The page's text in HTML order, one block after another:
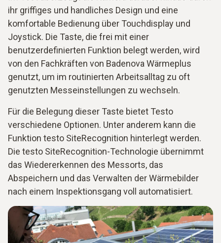
ihr griffiges und handliches Design und eine
komfortable Bedienung über Touchdisplay und
Joystick. Die Taste, die frei mit einer
benutzerdefinierten Funktion belegt werden, wird
von den Fachkräften von Badenova Wärmeplus
genutzt, um im routinierten Arbeitsalltag zu oft
genutzten Messeinstellungen zu wechseln.
Für die Belegung dieser Taste bietet Testo
verschiedene Optionen. Unter anderem kann die
Funktion testo SiteRecognition hinterlegt werden.
Die testo SiteRecognition-Technologie übernimmt
das Wiedererkennen des Messorts, das
Abspeichern und das Verwalten der Wärmebilder
nach einem Inspektionsgang voll automatisiert.